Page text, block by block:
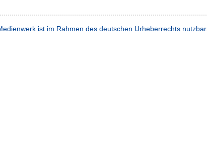
ist im Rahmen des deutschen Urheberrechts nutzbar.